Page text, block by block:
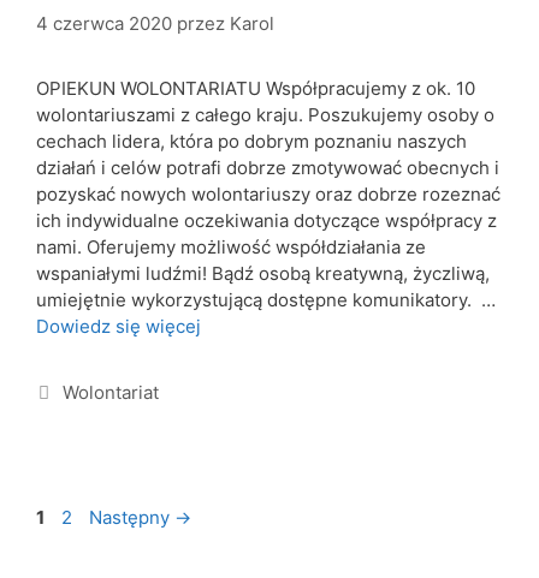
4 czerwca 2020 przez Karol
OPIEKUN WOLONTARIATU Współpracujemy z ok. 10
wolontariuszami z całego kraju. Poszukujemy osoby o
cechach lidera, która po dobrym poznaniu naszych
działań i celów potrafi dobrze zmotywować obecnych i
pozyskać nowych wolontariuszy oraz dobrze rozeznać
ich indywidualne oczekiwania dotyczące współpracy z
nami. Oferujemy możliwość współdziałania ze
wspaniałymi ludźmi! Bądź osobą kreatywną, życzliwą,
umiejętnie wykorzystującą dostępne komunikatory. …
Dowiedz się więcej
Wolontariat
1 2 Następny →